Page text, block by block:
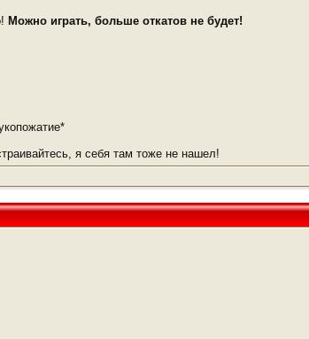
Можно играть, больше откатов не будет!
я себя там тоже не нашел!